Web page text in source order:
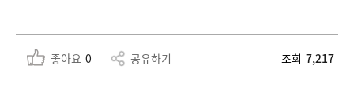
좋아요 0 공유하기 조회 7,217